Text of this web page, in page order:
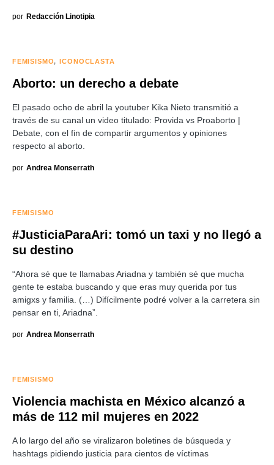
por Redacción Linotipia
FEMISISMO ICONOCLASTA
Aborto: un derecho a debate
El pasado ocho de abril la youtuber Kika Nieto transmitió a
través de su canal un video titulado: Provida vs Proaborto |
Debate, con el fin de compartir argumentos y opiniones
respecto al aborto.
por Andrea Monserrath
FEMISISMO
#JusticiaParaAri: tomó un taxi y no llegó a
su destino
“Ahora sé que te llamabas Ariadna y también sé que mucha
gente te estaba buscando y que eras muy querida por tus
amigxs y familia. (…) Difícilmente podré volver a la carretera sin
pensar en ti, Ariadna”.
por Andrea Monserrath
FEMISISMO
Violencia machista en México alcanzó a
más de 112 mil mujeres en 2022
A lo largo del año se viralizaron boletines de búsqueda y
hashtags pidiendo justicia para cientos de víctimas